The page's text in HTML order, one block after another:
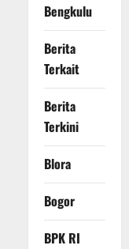
Bengkulu
Berita
Terkait
Berita
Terkini
Blora
Bogor
BPK RI